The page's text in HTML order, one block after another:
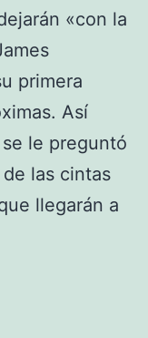
«con la
primera
Así
le preguntó
las cintas
llegarán a